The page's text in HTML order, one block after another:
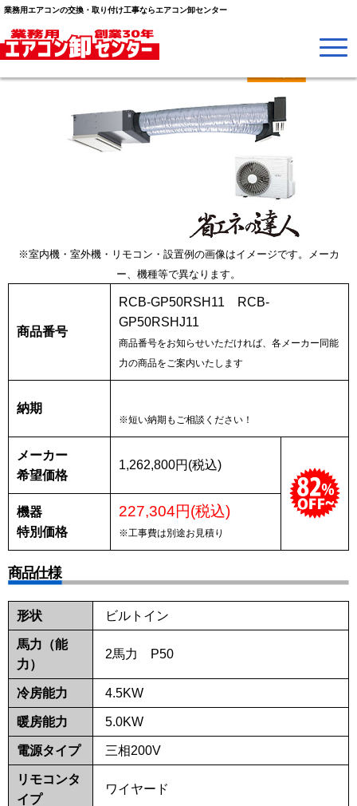
業務用エアコンの交換・取り付け工事ならエアコン卸センター
※室内機・室外機・リモコン・設置例の画像はイメージです。メーカ
ー、機種等で異なります。
商品番号
RCB-GP50RSH11 RCB-
GP50RSHJ11
商品番号をお知らせいただければ、各メーカー同能
力の商品をご案内いたします
納期
※短い納期もご相談ください！
メーカー
希望価格
1,262,800円(税込)
機器
特別価格
227,304円(税込)
※工事費は別途お見積り
商品仕様
形状 ビルトイン
馬力（能
力）
2馬力 P50
冷房能力 4.5KW
暖房能力 5.0KW
電源タイプ 三相200V
リモコンタ
イプ
ワイヤード